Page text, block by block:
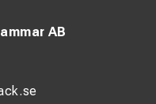
AB